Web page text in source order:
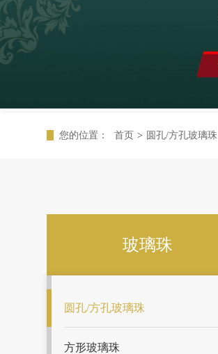
您的位置： 首页 > 圆孔/方孔玻璃珠
玻璃珠
圆孔/方孔玻璃珠
方形玻璃珠